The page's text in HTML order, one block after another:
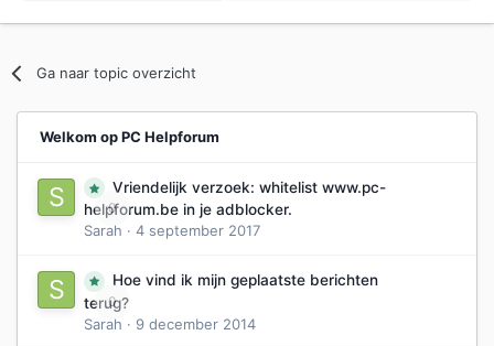
Ga naar topic overzicht
Welkom op PC Helpforum
0
Vriendelijk verzoek: whitelist www.pc-
helpforum.be in je adblocker.
Sarah · 4 september 2017
0
Hoe vind ik mijn geplaatste berichten
terug?
Sarah · 9 december 2014